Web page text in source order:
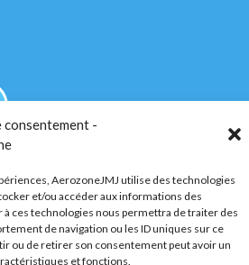
consentement -
AerozoneJMJ utilise des technologies
et/ou accéder aux informations des
à ces technologies nous permettra de traiter des
de navigation ou les ID uniques sur ce
ou de retirer son consentement peut avoir un
et fonctions.
Août 2026